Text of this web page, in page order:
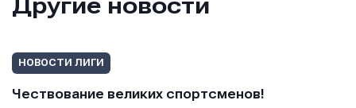
НОВОСТИ ЛИГИ
Чествование великих спортсменов!
Сообщение
Сообщение